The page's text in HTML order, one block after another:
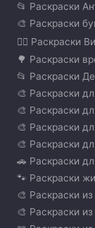
📂 Раскраски
🎨 Раскраски
🧚‍♀️ Раскраски
🌳 Раскраски
📂 Раскраски
🎨 Раскраски
🎨 Раскраски
🎨 Раскраски
🎨 Раскраски
🚗 Раскраски
🐾 Раскраски
🎨 Раскраски
🎨 Раскраски